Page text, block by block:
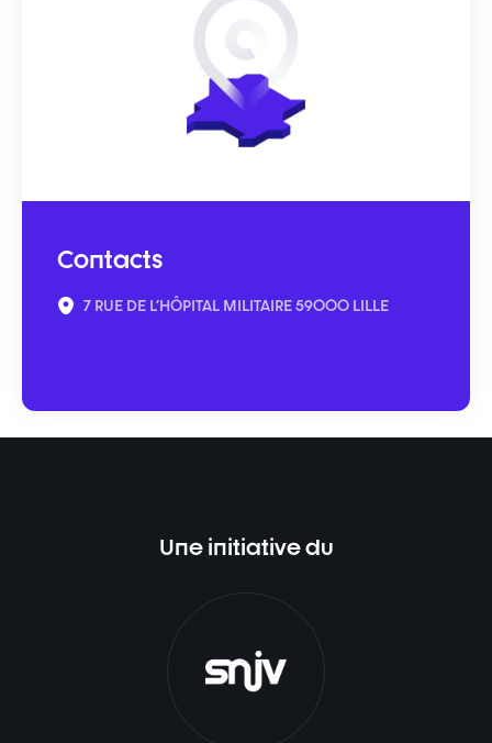
Contacts
7 RUE DE L'HÔPITAL MILITAIRE 59000 LILLE
Une initiative du